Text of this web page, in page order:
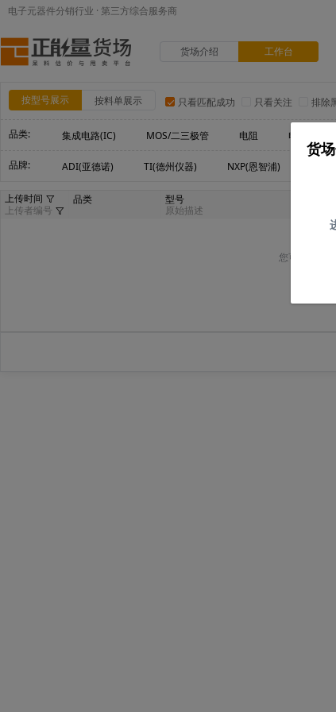
电子元器件分销行业 · 第三方综合服务商
货场介绍 工作台
按型号展示 按料单展示 只看匹配成功 只看关注 排除
品类: 集成电路(IC) MOS/二三极管 电阻 电容
品牌: ADI(亚德诺) TI(德州仪器) NXP(恩智浦)
上传时间
上传者编号
品类
型号
原始描述
您可以尝试
货